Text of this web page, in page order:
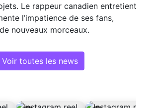
Le rappeur canadien entretient
l’impatience de ses fans,
nouveaux morceaux.
Voir toutes les news